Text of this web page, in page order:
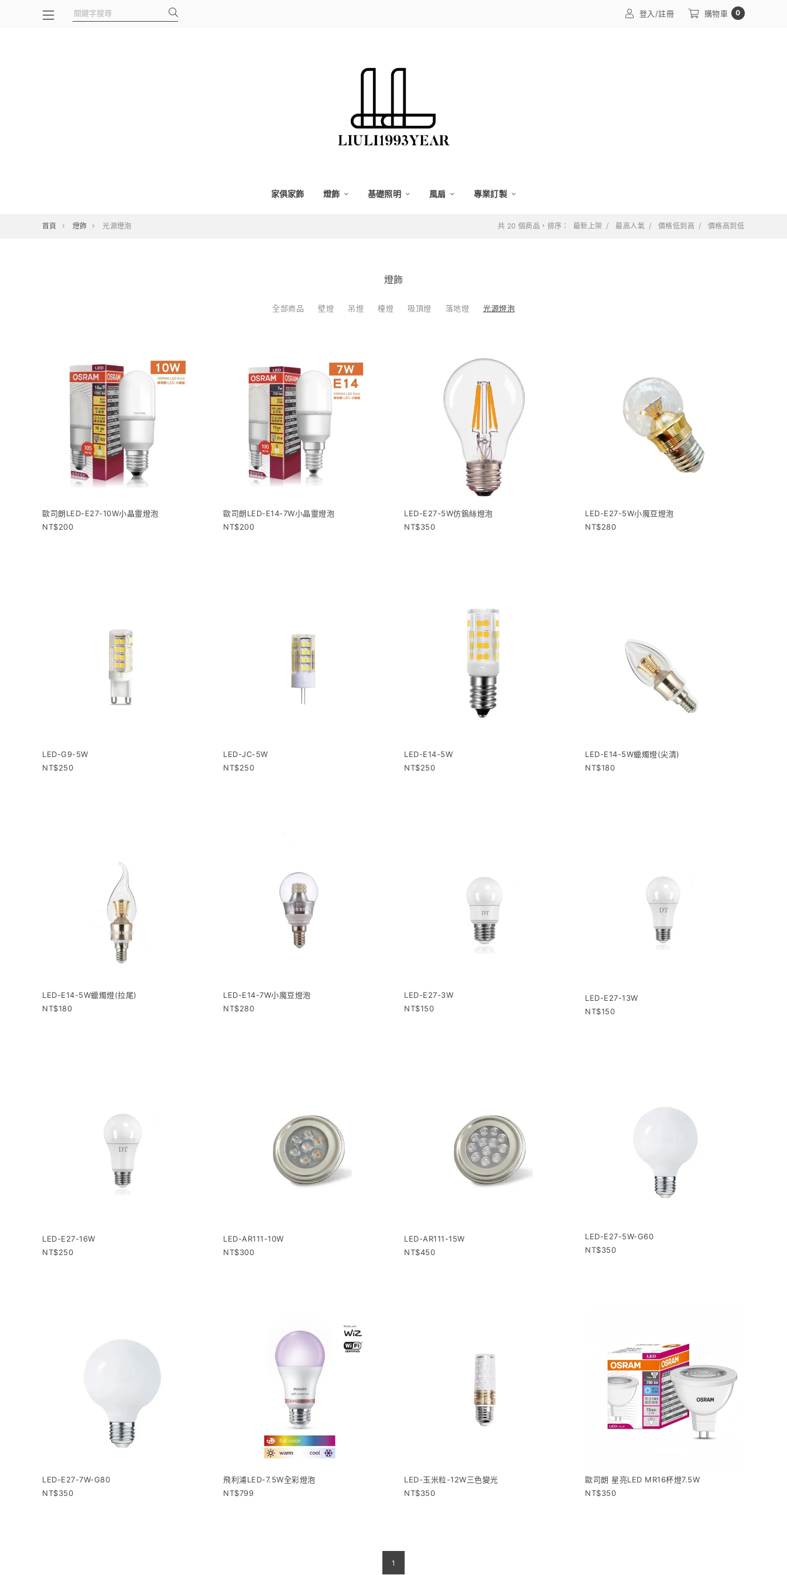
登入/註冊 購物車 0
家俱家飾 燈飾 基礎照明 風扇 專業訂製
首頁 燈飾 光源燈泡 共 20 個商品，排序： 最新上架 最高人氣 價格低到高 價格高到低
燈飾
全部商品 壁燈 吊燈 檯燈 吸頂燈 落地燈 光源燈泡
歐司朗LED-E27-10W小晶靈燈泡
200
歐司朗LED-E14-7W小晶靈燈泡
200
LED-E27-5W仿鎢絲燈泡
350
LED-E27-5W小魔豆燈泡
280
LED-G9-5W
250
LED-JC-5W
250
LED-E14-5W
250
LED-E14-5W蠟燭燈(尖清)
180
LED-E14-5W蠟燭燈(拉尾)
180
LED-E14-7W小魔豆燈泡
280
LED-E27-3W
150
LED-E27-13W
150
LED-E27-16W
250
LED-AR111-10W
300
LED-AR111-15W
450
LED-E27-5W-G60
350
LED-E27-7W-G80
350
飛利浦LED-7.5W全彩燈泡
799
LED-玉米粒-12W三色變光
350
歐司朗 星亮LED MR16杯燈7.5W
350
1